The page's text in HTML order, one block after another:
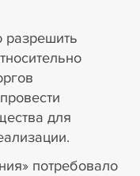
для
потребовало